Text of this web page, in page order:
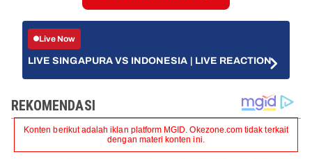
Live Now
LIVE SINGAPURA VS INDONESIA | LIVE REACTION